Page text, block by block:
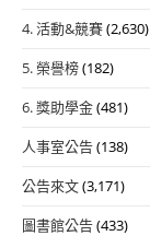
4. 活動&競賽(2,630)
5. 榮譽榜(182)
6. 獎助學金(481)
人事室公告(138)
公告來文(3,171)
圖書館公告(433)